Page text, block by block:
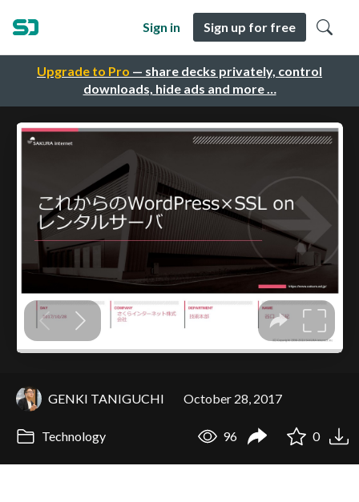
Upgrade to Pro — share decks privately, control
downloads, hide ads and more …
Sign in Sign up for free
GENKI TANIGUCHI October 28, 2017
Technology 96 0